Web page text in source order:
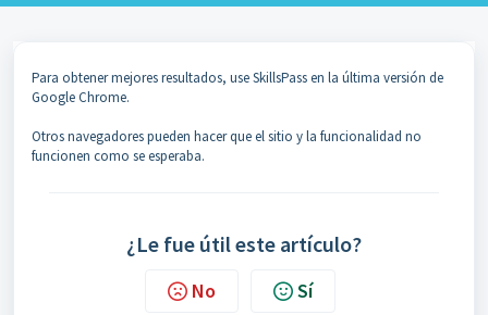
Para obtener mejores resultados, use SkillsPass en la última versión de
Google Chrome.
Otros navegadores pueden hacer que el sitio y la funcionalidad no
funcionen como se esperaba.
¿Le fue útil este artículo?
No Sí